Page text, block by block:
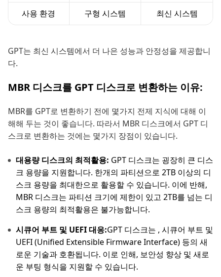
사용 환경 구형 시스템 최신 시스템
GPT는 최신 시스템에서 더 나은 성능과 안정성을 제공합니
다.
MBR 디스크를 GPT 디스크로 변환하는 이유:
MBR를 GPT로 변환하기 전에 몇가지 전제 지식에 대해 이
해해 두는 것이 좋습니다. 따라서 MBR 디스크에서 GPT 디
스크로 변환하는 것에는 몇가지 장점이 있습니다.
대용량 디스크의 최적활용: GPT 디스크는 굉장히 큰 디스
크 용량을 지원합니다. 한개의 파티션으로 2TB 이상의 디
스크 용량을 최대한으로 활용할 수 있습니다. 이에 반해,
MBR 디스크는 파티션 크기에 제한이 있고 2TB를 넘는 디
스크 용량의 최적활용은 불가능합니다.
시큐어 부트 및 UEFI 대응:GPT 디스크는 , 시큐어 부트 및
UEFI (Unified Extensible Firmware Interface) 등의 새
로운 기술과 호환됩니다. 이로 인해, 보안성 향상 및 새로
운 부팅 형식을 지원할 수 있습니다.